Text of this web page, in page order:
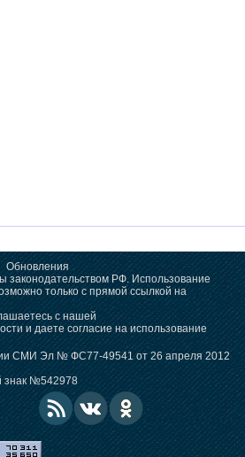
Обновления
законодательством РФ. Использование
только с прямой ссылкой на
с нашей
и даете согласие на использование
СМИ Эл № ФС77-49541 от 26 апреля 2012
знак №542978